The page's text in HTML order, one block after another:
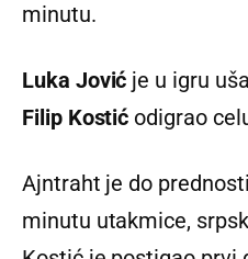
minutu.
Luka Jović je u igru
Filip Kostić odigrao
Ajntraht je do
minutu utakmice,